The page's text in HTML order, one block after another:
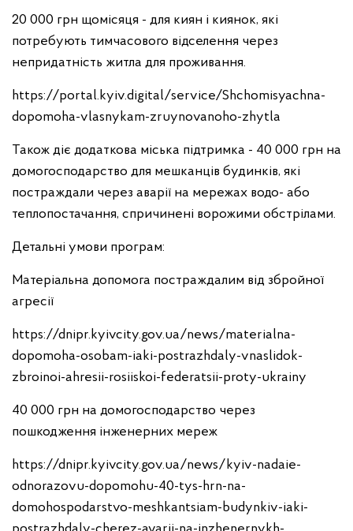
20 000 грн щомісяця - для киян і киянок, які
потребують тимчасового відселення через
непридатність житла для проживання.
https://portal.kyiv.digital/service/Shchomisyachna-
dopomoha-vlasnykam-zruynovanoho-zhytla
Також діє додаткова міська підтримка - 40 000 грн на
домогосподарство для мешканців будинків, які
постраждали через аварії на мережах водо- або
теплопостачання, спричинені ворожими обстрілами.
Детальні умови програм:
Матеріальна допомога постраждалим від збройної
агресії
https://dnipr.kyivcity.gov.ua/news/materialna-
dopomoha-osobam-iaki-postrazhdaly-vnaslidok-
zbroinoi-ahresii-rosiiskoi-federatsii-proty-ukrainy
40 000 грн на домогосподарство через
пошкодження інженерних мереж
https://dnipr.kyivcity.gov.ua/news/kyiv-nadaie-
odnorazovu-dopomohu-40-tys-hrn-na-
domohospodarstvo-meshkantsiam-budynkiv-iaki-